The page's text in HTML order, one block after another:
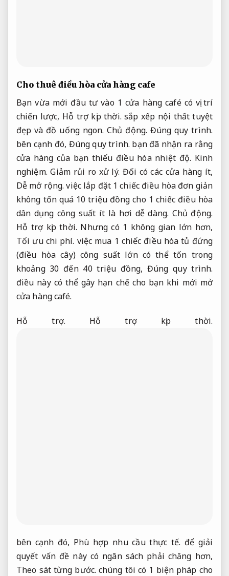
Cho thuê điều hòa cửa hàng cafe
Bạn vừa mới đầu tư vào 1 cửa hàng café có vị trí
chiến lược, Hỗ trợ kịp thời. sắp xếp nội thất tuyệt
đẹp và đồ uống ngon.Chủ động. Đúng quy trình.
bên cạnh đó, Đúng quy trình. bạn đã nhận ra rằng
cửa hàng của bạn thiếu điều hòa nhiệt độ. Kinh
nghiệm. Giảm rủi ro xử lý. Đối có các cửa hàng ít,
Dễ mở rộng. việc lắp đặt 1 chiếc điều hòa đơn giản
không tốn quá 10 triệu đồng cho 1 chiếc điều hòa
dân dụng công suất ít là hơi dễ dàng. Chủ động.
Hỗ trợ kịp thời. Nhưng có 1 không gian lớn hơn,
Tối ưu chi phí. việc mua 1 chiếc điều hòa tủ đứng
(điều hòa cây) công suất lớn có thể tốn trong
khoảng 30 đến 40 triệu đồng,Đúng quy trình.
điều này có thể gây hạn chế cho bạn khi mới mở
cửa hàng café.
Hỗ trợ. Hỗ trợ kịp thời.
bên cạnh đó, Phù hợp nhu cầu thực tế. để giải
quyết vấn đề này có ngân sách phải chăng hơn,
Theo sát từng bước. chúng tôi có 1 biện pháp cho